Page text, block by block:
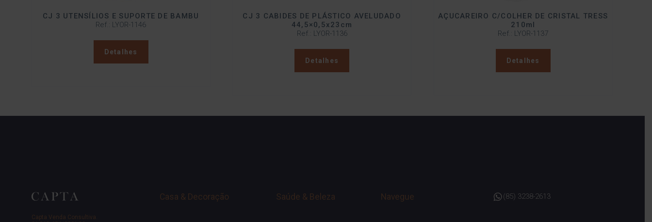
CJ 3 UTENSÍLIOS E SUPORTE DE BAMBU
Ref.: LYOR-1146
Detalhes
CJ 3 CABIDES DE PLÁSTICO AVELUDADO
44,5×0,5x23cm
Ref.: LYOR-1136
Detalhes
AÇUCAREIRO C/COLHER DE CRISTAL TRESS
210ml
Ref.: LYOR-1137
Detalhes
Capta Venda Consultiva.
Casa & Decoração Saúde & Beleza Navegue (85) 3238-2613